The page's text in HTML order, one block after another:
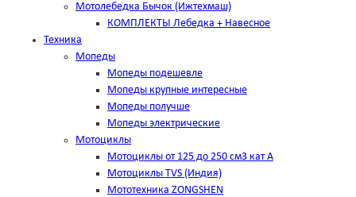
Мотолебедка Бычок (Ижтехмаш)
КОМПЛЕКТЫ Лебедка + Навесное
Техника
Мопеды
Мопеды подешевле
Мопеды крупные интересные
Мопеды получше
Мопеды электрические
Мотоциклы
Мотоциклы от 125 до 250 см3 кат А
Мотоциклы TVS (Индия)
Мототехника ZONGSHEN